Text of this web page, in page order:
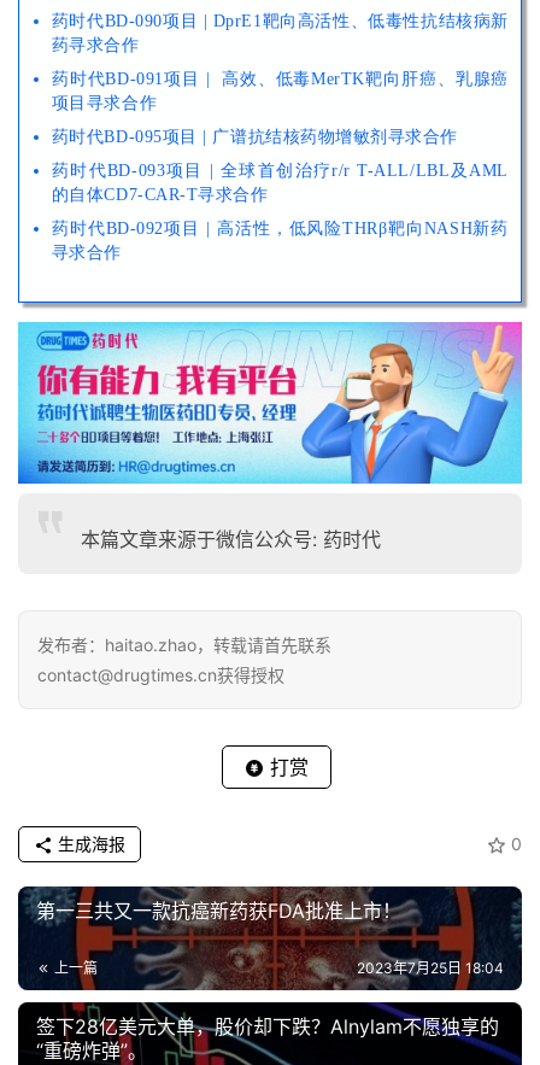
药时代BD-090项目 | DprE1靶向高活性、低毒性抗结核病新
药寻求合作
药时代BD-091项目 | 高效、低毒MerTK靶向肝癌、乳腺癌
项目寻求合作
药时代BD-095项目 | 广谱抗结核药物增敏剂寻求合作
药时代BD-093项目 | 全球首创治疗r/r T-ALL/LBL及AML
的自体CD7-CAR-T寻求合作
药时代BD-092项目 | 高活性，低风险THRβ靶向NASH新药
寻求合作
本篇文章来源于微信公众号: 药时代
发布者：haitao.zhao，转载请首先联系
contact@drugtimes.cn获得授权
打赏
0
生成海报
第一三共又一款抗癌新药获FDA批准上市！
上一篇 2023年7月25日 18:04
签下28亿美元大单，股价却下跌？Alnylam不愿独享的
“重磅炸弹”。